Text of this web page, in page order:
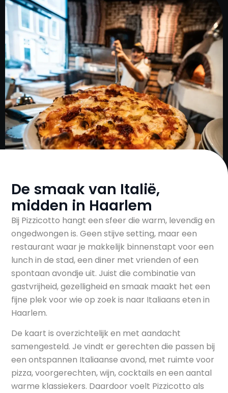
De smaak van Italië,
midden in Haarlem
Bij Pizzicotto hangt een sfeer die warm, levendig en
ongedwongen is. Geen stijve setting, maar een
restaurant waar je makkelijk binnenstapt voor een
lunch in de stad, een diner met vrienden of een
spontaan avondje uit. Juist die combinatie van
gastvrijheid, gezelligheid en smaak maakt het een
fijne plek voor wie op zoek is naar Italiaans eten in
Haarlem.
De kaart is overzichtelijk en met aandacht
samengesteld. Je vindt er gerechten die passen bij
een ontspannen Italiaanse avond, met ruimte voor
pizza, voorgerechten, wijn, cocktails en een aantal
warme klassiekers. Daardoor voelt Pizzicotto als